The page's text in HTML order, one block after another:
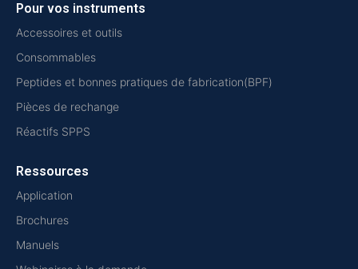
Pour vos instruments
Accessoires et outils
Consommables
Peptides et bonnes pratiques de fabrication(BPF)
Pièces de rechange
Réactifs SPPS
Ressources
Application
Brochures
Manuels